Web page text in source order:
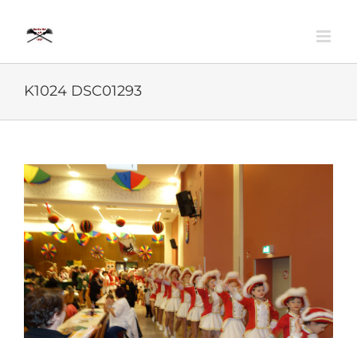
Inhalt
K1024 DSC01293